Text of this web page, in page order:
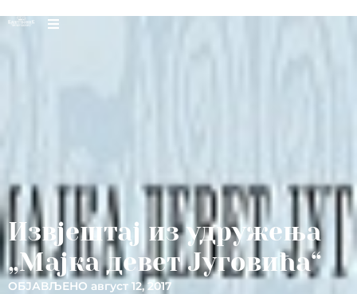
Извјештај из удружења
„Мајка девет Југовића“
ОБЈАВЉЕНО август 12, 2017